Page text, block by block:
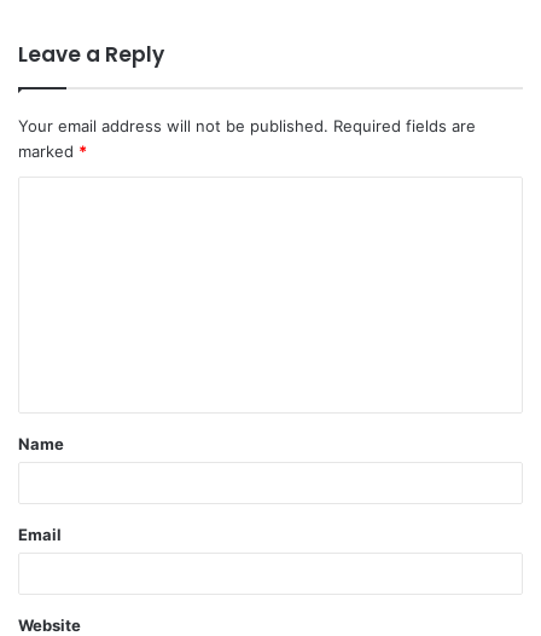
Leave a Reply
Your email address will not be published. Required fields are
marked *
t
*
Name
Email
Website